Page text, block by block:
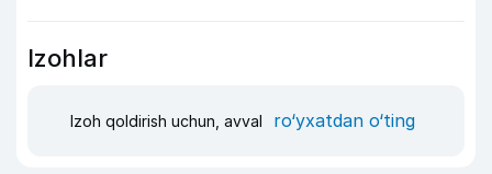
Izohlar
Izoh qoldirish uchun, avval ro‘yxatdan o‘ting